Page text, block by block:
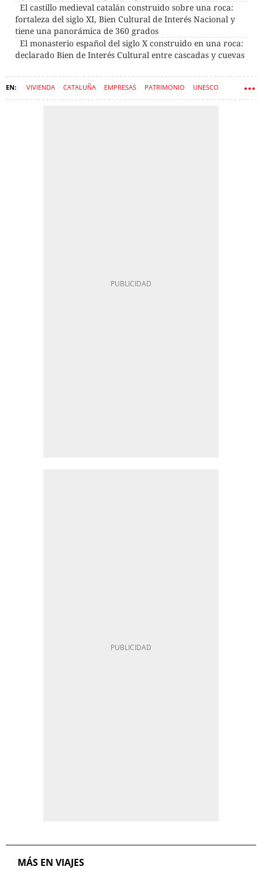
El castillo medieval catalán construido sobre una roca:
fortaleza del siglo XI, Bien Cultural de Interés Nacional y
tiene una panorámica de 360 grados
El monasterio español del siglo X construido en una roca:
declarado Bien de Interés Cultural entre cascadas y cuevas
VIVIENDA CATALUÑA EMPRESAS PATRIMONIO UNESCO
MÁS EN VIAJES